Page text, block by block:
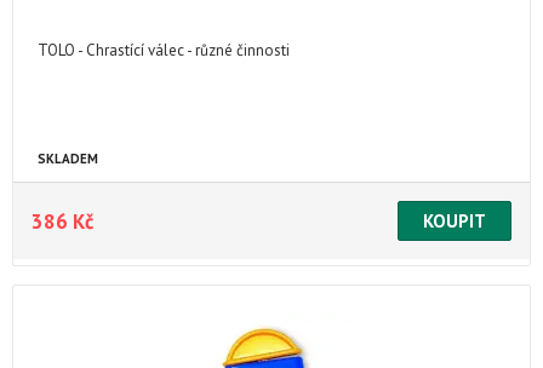
TOLO - Chrastící válec - různé činnosti
SKLADEM
386 Kč